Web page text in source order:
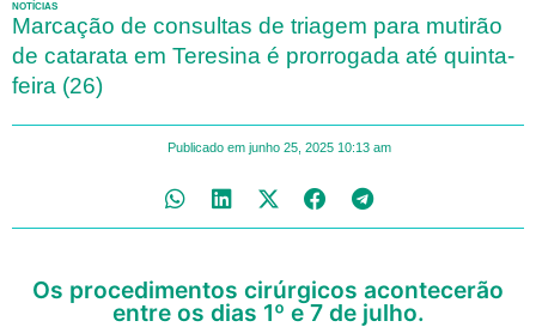
NOTÍCIAS
Marcação de consultas de triagem para mutirão
de catarata em Teresina é prorrogada até quinta-
feira (26)
Publicado em junho 25, 2025 10:13 am
Os procedimentos cirúrgicos acontecerão
entre os dias 1º e 7 de julho.